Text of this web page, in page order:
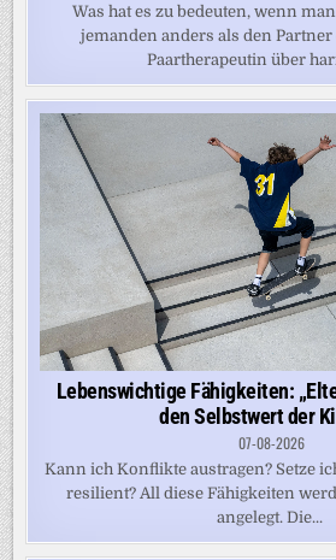
Was hat es zu bedeuten, wenn
jemanden anders als den
Paartherapeutin über
Lebenswichtige Fähigkeiten:
den Selbstwert der
07-08-2026
Kann ich Konflikte austragen? Setze
resilient? All diese Fähigkeiten
angelegt. Die...